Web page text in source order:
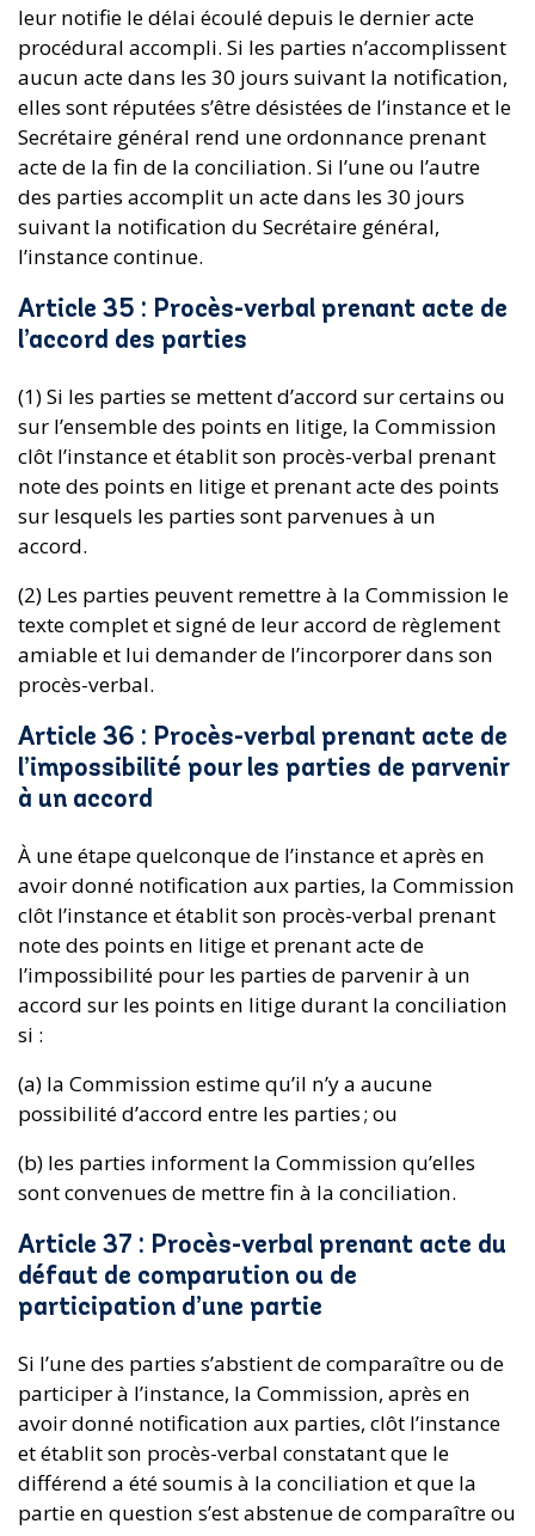
leur notifie le délai écoulé depuis le dernier acte
procédural accompli. Si les parties n’accomplissent
aucun acte dans les 30 jours suivant la notification,
elles sont réputées s’être désistées de l’instance et le
Secrétaire général rend une ordonnance prenant
acte de la fin de la conciliation. Si l’une ou l’autre
des parties accomplit un acte dans les 30 jours
suivant la notification du Secrétaire général,
l’instance continue.
Article 35 : Procès-verbal prenant acte de
l’accord des parties
(1) Si les parties se mettent d’accord sur certains ou
sur l’ensemble des points en litige, la Commission
clôt l’instance et établit son procès-verbal prenant
note des points en litige et prenant acte des points
sur lesquels les parties sont parvenues à un
accord.
(2) Les parties peuvent remettre à la Commission le
texte complet et signé de leur accord de règlement
amiable et lui demander de l’incorporer dans son
procès-verbal.
Article 36 : Procès-verbal prenant acte de
l’impossibilité pour les parties de parvenir
à un accord
À une étape quelconque de l’instance et après en
avoir donné notification aux parties, la Commission
clôt l’instance et établit son procès-verbal prenant
note des points en litige et prenant acte de
l’impossibilité pour les parties de parvenir à un
accord sur les points en litige durant la conciliation
si :
(a) la Commission estime qu’il n’y a aucune
possibilité d’accord entre les parties ; ou
(b) les parties informent la Commission qu’elles
sont convenues de mettre fin à la conciliation.
Article 37 : Procès-verbal prenant acte du
défaut de comparution ou de
participation d’une partie
Si l’une des parties s’abstient de comparaître ou de
participer à l’instance, la Commission, après en
avoir donné notification aux parties, clôt l’instance
et établit son procès-verbal constatant que le
différend a été soumis à la conciliation et que la
partie en question s’est abstenue de comparaître ou